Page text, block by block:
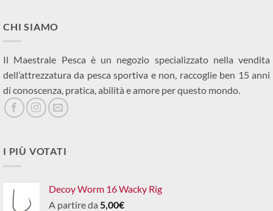
CHI SIAMO
Il Maestrale Pesca è un negozio specializzato nella vendita
dell’attrezzatura da pesca sportiva e non, raccoglie ben 15 anni
di conoscenza, pratica, abilità e amore per questo mondo.
I PIÙ VOTATI
Decoy Worm 16 Wacky Rig
A partire da 5,00€